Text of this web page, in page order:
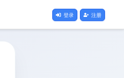
登录 注册